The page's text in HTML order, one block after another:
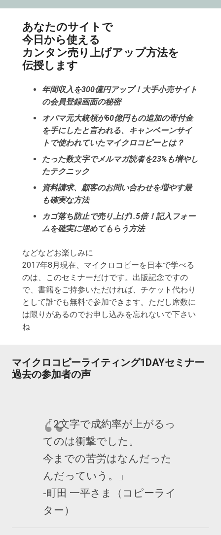
あなたのサイトで
今日から使える
カンタン売り上げアップ方法を
伝授します
年間収入を300億円アップ！大手小売サイト
の会員登録画面の秘密
オバマ元大統領が60億円もの追加の寄付金
を手にしたと言われる、キャンペーンサイ
トで使われていたマイクロコピーとは？
たった数文字でメルマガ読者を23%も増やし
たテクニック
資料請求、顧客のお問い合わせを増やす最
も確実な方法
カゴ落ち防止で売り上げ1.5倍！記入フォー
ムを確実に埋めてもらう方法
などなどお楽しみに
2017年8月現在、マイクロコピーを日本で学べる
のは、このセミナーだけです。出版記念ですの
で、書籍をご持参いただければ、チケット代わり
として誰でも無料で参加できます。ただし席数に
は限りがあるのでお申し込みを忘れないで下さい
ね
マイクロコピーライティング1DAYセミナー
過去の参加者の声
「2文字で成約率が上がるっ
てのは衝撃でした。
今までの苦労はなんだった
んだっていう。」
-町田 一平さま（コピーライ
ター）